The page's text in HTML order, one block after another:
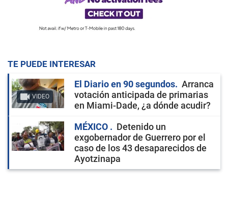
TE PUEDE INTERESAR
VIDEO
El Diario en 90 segundos
Arranca
votación anticipada de primarias
en Miami-Dade, ¿a dónde acudir?
MÉXICO
Detenido un
exgobernador de Guerrero por el
caso de los 43 desaparecidos de
Ayotzinapa